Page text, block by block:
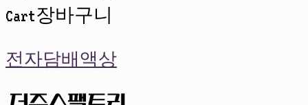
Cart장바구니
전자담배액상